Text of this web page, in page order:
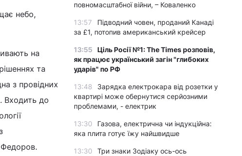
небо,
на
та
з провідних
Входить до
Федоров.
повномасштабної війни, – Коваленко
13:57
Підводний човен, проданий Канаді
за £1, потопив американський крейсер
13:55 Ціль Росії №1: The Times розповів,
як працює український загін "глибоких
ударів" по РФ
13:48
Зарядка електрокара від розетки у
квартирі може обернутися серйозними
проблемами, - електрик
13:30
Газова, електрична чи індукційна:
яка плита готує їжу найшвидше
13:30
Три знаки Зодіаку ось-ось